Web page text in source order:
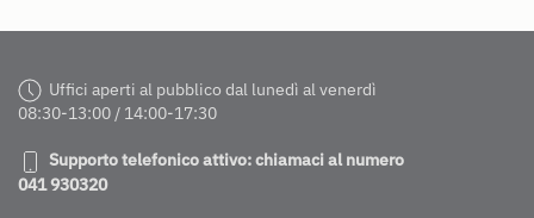
Uffici aperti al pubblico dal lunedì al venerdì
08:30-13:00 / 14:00-17:30
Supporto telefonico attivo: chiamaci al numero
041 930320